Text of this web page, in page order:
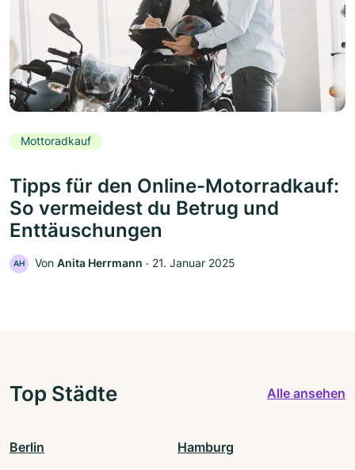
Mottoradkauf
Tipps für den Online-Motorradkauf:
So vermeidest du Betrug und
Enttäuschungen
AH Von Anita Herrmann ‧ 21. Januar 2025
Top Städte Alle ansehen
Berlin Hamburg